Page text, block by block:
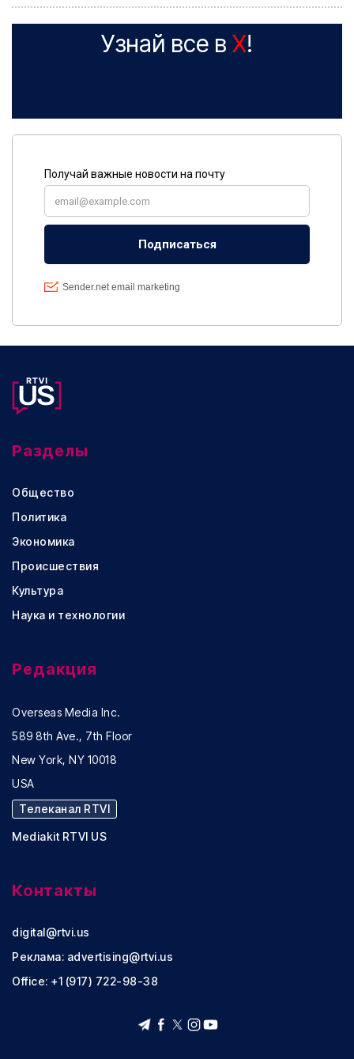
Узнай все в X!
Разделы
Общество
Политика
Экономика
Происшествия
Культура
Наука и технологии
Редакция
Overseas Media Inc.
589 8th Ave., 7th Floor
New York, NY 10018
USA
Телеканал RTVI
Mediakit RTVI US
Контакты
digital@rtvi.us
Реклама: advertising@rtvi.us
Office: +1 (917) 722-98-38